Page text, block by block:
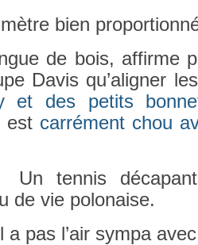
bien
de bois, af­firme
Davis qu’align­er
et des petits
est carrément chou
Un ten­nis
de vie polona­ise.
a pas l’air sympa